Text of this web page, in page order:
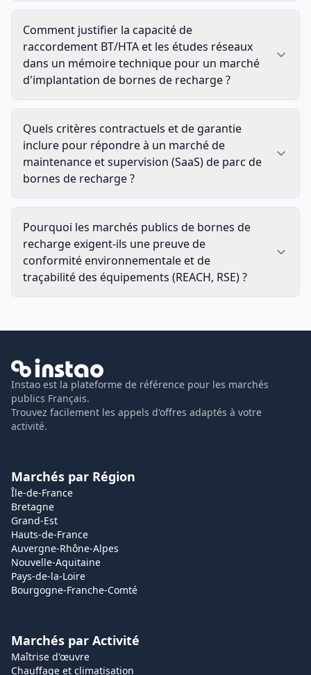
Comment justifier la capacité de
raccordement BT/HTA et les études réseaux
dans un mémoire technique pour un marché
d'implantation de bornes de recharge ?
Quels critères contractuels et de garantie
inclure pour répondre à un marché de
maintenance et supervision (SaaS) de parc de
bornes de recharge ?
Pourquoi les marchés publics de bornes de
recharge exigent-ils une preuve de
conformité environnementale et de
traçabilité des équipements (REACH, RSE) ?
Instao est la plateforme de référence pour les marchés
publics Français.
Trouvez facilement les appels d'offres adaptés à votre
activité.
Marchés par Région
Île-de-France
Bretagne
Grand-Est
Hauts-de-France
Auvergne-Rhône-Alpes
Nouvelle-Aquitaine
Pays-de-la-Loire
Bourgogne-Franche-Comté
Marchés par Activité
Maîtrise d'œuvre
Chauffage et climatisation